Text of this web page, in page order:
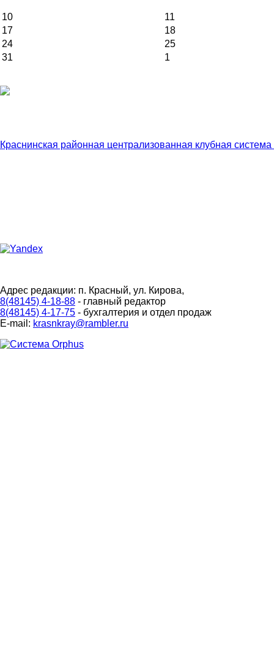
10
11
17
18
24
25
31
1
Краснинская районная централизованная клубная
Адрес редакции: п. Красный, ул. Кирова,
8(48145) 4-18-88 - главный редактор
8(48145) 4-17-75 - бухгалтерия и отдел продаж
E-mail: krasnkray@rambler.ru